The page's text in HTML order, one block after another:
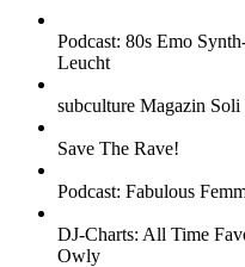
Podcast: 80s Emo
Leucht
subculture Magazin
Save The Rave!
Podcast: Fabulous
DJ-Charts: All Time
Owly